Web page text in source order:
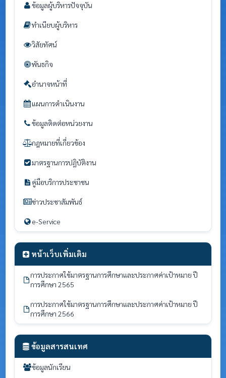
ข้อมูลผู้บริหารปัจจุบัน
ทำเนียบผู้บริหาร
วิสัยทัศน์
พันธกิจ
อำนาจหน้าที่
แผนการดำเนินงาน
ข้อมูลติดต่อหน่วยงาน
กฎหมายที่เกี่ยวข้อง
มาตรฐานการปฏิบัติงาน
คู่มือบริการประชาชน
ข่าวประชาสัมพันธ์
e-Service
หน้าเว็บเพิ่มเติม
การประกาศใช้มาตรฐานการศึกษาและประกาศค่าเป้าหมาย ปี
การศึกษา 2565
การประกาศใช้มาตรฐานการศึกษาและประกาศค่าเป้าหมาย ปี
การศึกษา 2566
ข้อมูลสารสนเทศ
ข้อมูลนักเรียน